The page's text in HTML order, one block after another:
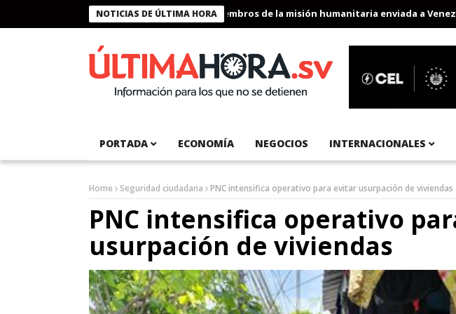
NOTICIAS DE ÚLTIMA HORA
Presidente Bukele condecora a miembros de la misión humanitaria enviada a Venezuela
PORTADA ECONOMÍA NEGOCIOS INTERNACIONALES
Home Seguridad ciudadana PNC intensifica operativo para evitar usurpación de viviendas
PNC intensifica operativo
usurpación de viviendas